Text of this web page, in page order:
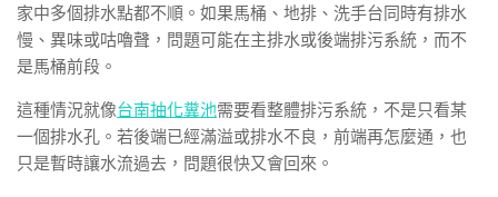
家中多個排水點都不順。如果馬桶、地排、洗手台同時有排水
慢、異味或咕嚕聲，問題可能在主排水或後端排污系統，而不
是馬桶前段。
這種情況就像台南抽化糞池需要看整體排污系統，不是只看某
一個排水孔。若後端已經滿溢或排水不良，前端再怎麼通，也
只是暫時讓水流過去，問題很快又會回來。